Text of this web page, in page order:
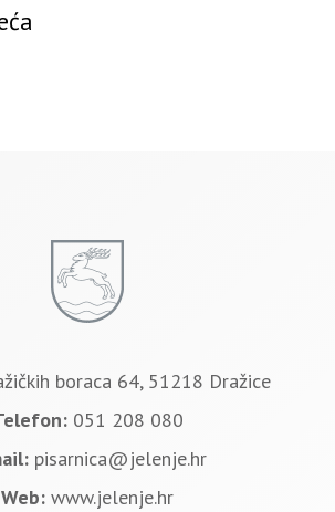
boraca 64, 51218 Dražice
051 208 080
pisarnica@jelenje.hr
Web: www.jelenje.hr